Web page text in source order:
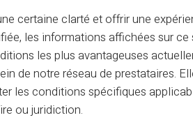
certaine clarté et offrir une
les informations affichées sur ce
les plus avantageuses
de notre réseau de prestataires.
les conditions spécifiques
ou juridiction.